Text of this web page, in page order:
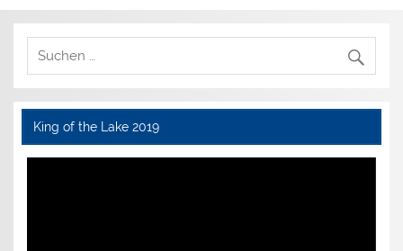
King of the Lake 2019
Video-